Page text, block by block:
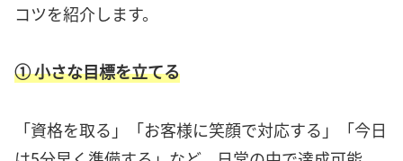
コツを紹介します。
① 小さな目標を立てる
「資格を取る」「お客様に笑顔で対応する」「今日